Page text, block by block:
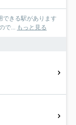
きる駅があります
で... もっと見る